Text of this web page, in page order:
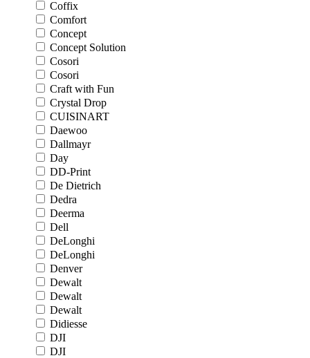
Coffix
Comfort
Concept
Concept Solution
Cosori
Cosori
Craft with Fun
Crystal Drop
CUISINART
Daewoo
Dallmayr
Day
DD-Print
De Dietrich
Dedra
Deerma
Dell
DeLonghi
DeLonghi
Denver
Dewalt
Dewalt
Dewalt
Didiesse
DJI
DJI